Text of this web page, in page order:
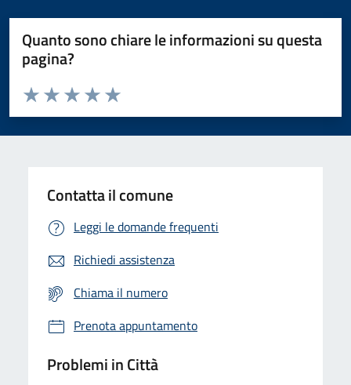
Quanto sono chiare le informazioni su questa
pagina?
Domanda
Valuta da 1 a 5 stelle la pagina
Valuta 5 stelle su 5
Valuta 4 stelle su 5
Valuta 3 stelle su 5
Valuta 2 stelle su 5
Valuta 1 stelle su 5
Contatta il comune
Leggi le domande frequenti
Richiedi assistenza
Chiama il numero
Prenota appuntamento
Problemi in Città